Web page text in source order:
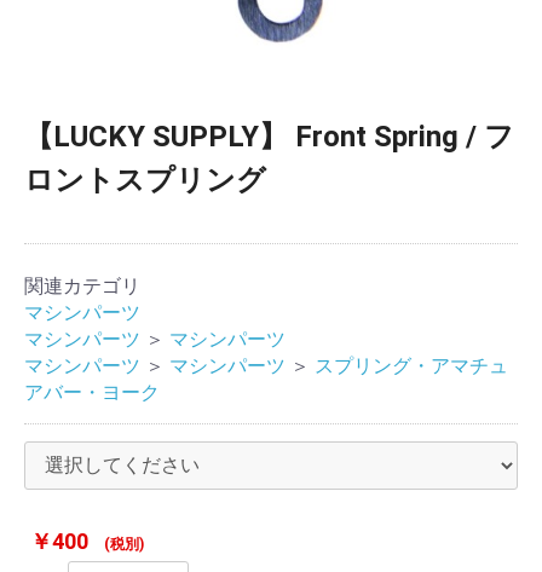
【LUCKY SUPPLY】 Front Spring / フ
ロントスプリング
関連カテゴリ
マシンパーツ
マシンパーツ ＞ マシンパーツ
マシンパーツ ＞ マシンパーツ ＞ スプリング・アマチュ
アバー・ヨーク
￥400 (税別)